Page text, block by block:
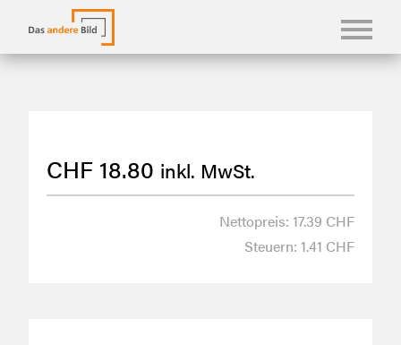
KASUALIEN & KARTEN
SHOP
CHF 18.80 inkl. MwSt.
Nettopreis: 17.39 CHF
Steuern: 1.41 CHF